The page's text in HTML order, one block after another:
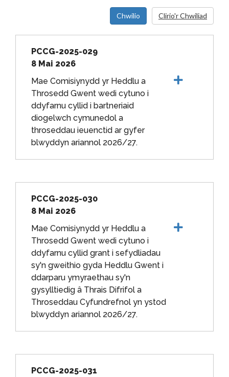
Clirio'r Chwiliad
Chwilio
PCCG-2025-029
8 Mai 2026
Mae Comisiynydd yr Heddlu a
Throsedd Gwent wedi cytuno i
ddyfarnu cyllid i bartneriaid
diogelwch cymunedol a
throseddau ieuenctid ar gyfer
blwyddyn ariannol 2026/27.
PCCG-2025-030
8 Mai 2026
Mae Comisiynydd yr Heddlu a
Throsedd Gwent wedi cytuno i
ddyfarnu cyllid grant i sefydliadau
sy'n gweithio gyda Heddlu Gwent i
ddarparu ymyraethau sy'n
gysylltiedig â Thrais Difrifol a
Throseddau Cyfundrefnol yn ystod
blwyddyn ariannol 2026/27.
PCCG-2025-031